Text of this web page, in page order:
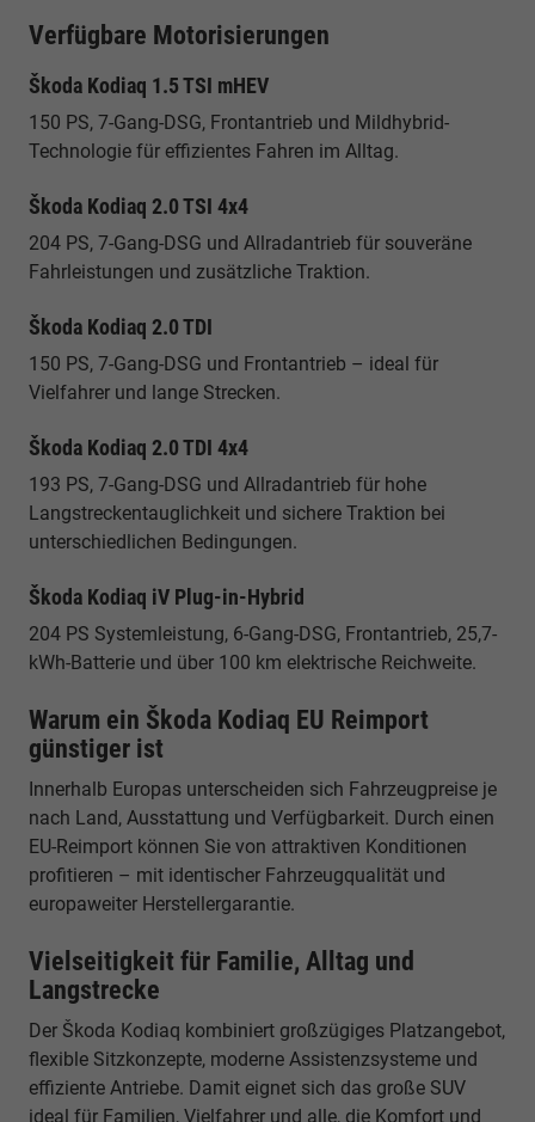
Verfügbare Motorisierungen
Škoda Kodiaq 1.5 TSI mHEV
150 PS, 7-Gang-DSG, Frontantrieb und Mildhybrid-
Technologie für effizientes Fahren im Alltag.
Škoda Kodiaq 2.0 TSI 4x4
204 PS, 7-Gang-DSG und Allradantrieb für souveräne
Fahrleistungen und zusätzliche Traktion.
Škoda Kodiaq 2.0 TDI
150 PS, 7-Gang-DSG und Frontantrieb – ideal für
Vielfahrer und lange Strecken.
Škoda Kodiaq 2.0 TDI 4x4
193 PS, 7-Gang-DSG und Allradantrieb für hohe
Langstreckentauglichkeit und sichere Traktion bei
unterschiedlichen Bedingungen.
Škoda Kodiaq iV Plug-in-Hybrid
204 PS Systemleistung, 6-Gang-DSG, Frontantrieb, 25,7-
kWh-Batterie und über 100 km elektrische Reichweite.
Warum ein Škoda Kodiaq EU Reimport
günstiger ist
Innerhalb Europas unterscheiden sich Fahrzeugpreise je
nach Land, Ausstattung und Verfügbarkeit. Durch einen
EU-Reimport können Sie von attraktiven Konditionen
profitieren – mit identischer Fahrzeugqualität und
europaweiter Herstellergarantie.
Vielseitigkeit für Familie, Alltag und
Langstrecke
Der Škoda Kodiaq kombiniert großzügiges Platzangebot,
flexible Sitzkonzepte, moderne Assistenzsysteme und
effiziente Antriebe. Damit eignet sich das große SUV
ideal für Familien, Vielfahrer und alle, die Komfort und